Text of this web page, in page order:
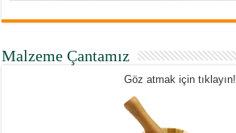
Malzeme Çantamız
Göz atmak için tıklayın!